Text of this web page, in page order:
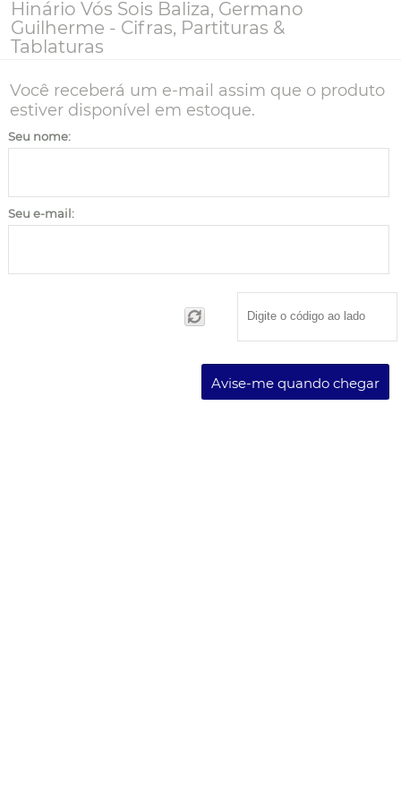
Hinário Vós Sois Baliza, Germano
Guilherme - Cifras, Partituras &
Tablaturas
Você receberá um e-mail assim que o produto
estiver disponível em estoque.
Seu nome:
Seu e-mail:
Avise-me quando chegar